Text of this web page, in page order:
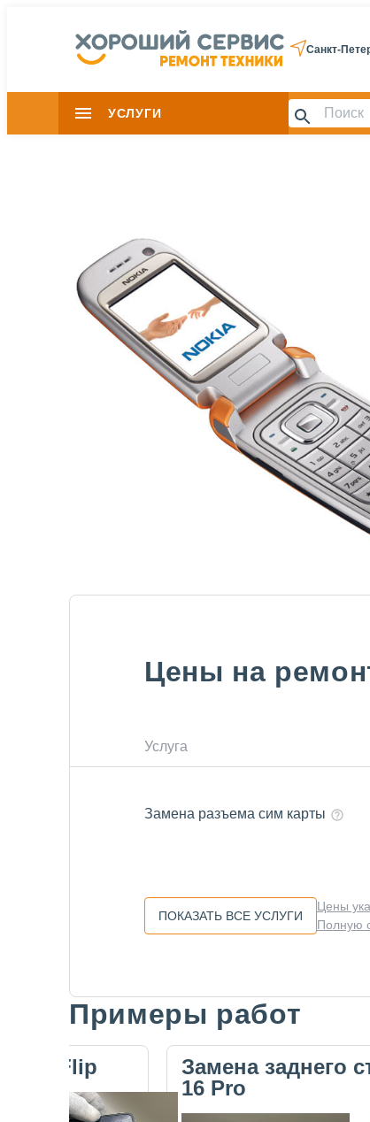
Санкт-
УСЛУГИ
Цены на
Услуга
Замена разъема сим карты
ПОКАЗАТЬ ВСЕ УСЛУГИ
Цены
Полную
Примеры работ
Flip
Замена заднего
16 Pro